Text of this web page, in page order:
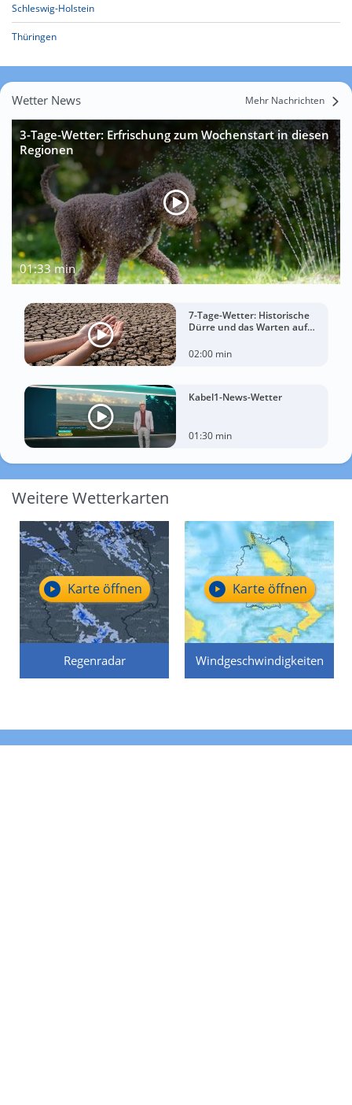
Schleswig-Holstein
Thüringen
Wetter News Mehr Nachrichten
3-Tage-Wetter: Erfrischung zum Wochenstart in diesen
Regionen
01:33 min
7-Tage-Wetter: Historische
Dürre und das Warten auf
02:00 min
Kabel1-News-Wetter
01:30 min
Weitere Wetterkarten
Regenradar
Karte öffnen
Windgeschwindigkeiten
Karte öffnen